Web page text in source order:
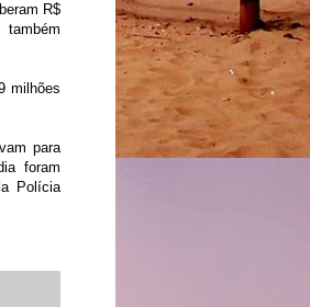
R$
milhões
para
foram
Polícia